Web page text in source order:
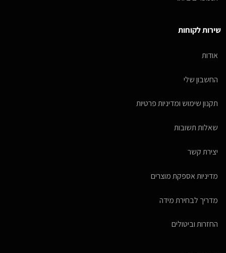
שירות לקוחות
אודות
החשבון שלי
תקנון שימוש ומדיניות פרטיות
שאלות תשובות
יצירת קשר
מדיניות אספקת מוצרים
מדריך לבחירת מידה
החזרות וביטולים